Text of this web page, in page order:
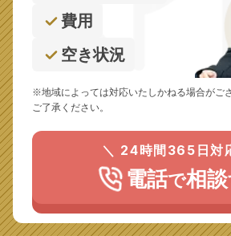
費用
空き状況
※地域によっては対応いたしかねる場合がご
ご了承ください。
＼ 24時間365日対
電話で相談